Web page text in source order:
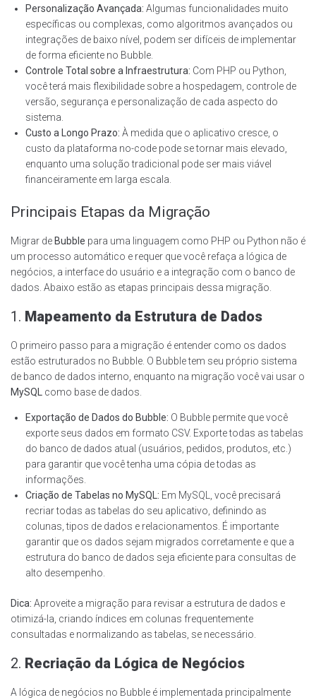
Personalização Avançada: Algumas funcionalidades muito
específicas ou complexas, como algoritmos avançados ou
integrações de baixo nível, podem ser difíceis de implementar
de forma eficiente no Bubble.
Controle Total sobre a Infraestrutura: Com PHP ou Python,
você terá mais flexibilidade sobre a hospedagem, controle de
versão, segurança e personalização de cada aspecto do
sistema.
Custo a Longo Prazo: À medida que o aplicativo cresce, o
custo da plataforma no-code pode se tornar mais elevado,
enquanto uma solução tradicional pode ser mais viável
financeiramente em larga escala.
Principais Etapas da Migração
Migrar de Bubble para uma linguagem como PHP ou Python não é
um processo automático e requer que você refaça a lógica de
negócios, a interface do usuário e a integração com o banco de
dados. Abaixo estão as etapas principais dessa migração.
1. Mapeamento da Estrutura de Dados
O primeiro passo para a migração é entender como os dados
estão estruturados no Bubble. O Bubble tem seu próprio sistema
de banco de dados interno, enquanto na migração você vai usar o
MySQL como base de dados.
Exportação de Dados do Bubble: O Bubble permite que você
exporte seus dados em formato CSV. Exporte todas as tabelas
do banco de dados atual (usuários, pedidos, produtos, etc.)
para garantir que você tenha uma cópia de todas as
informações.
Criação de Tabelas no MySQL: Em MySQL, você precisará
recriar todas as tabelas do seu aplicativo, definindo as
colunas, tipos de dados e relacionamentos. É importante
garantir que os dados sejam migrados corretamente e que a
estrutura do banco de dados seja eficiente para consultas de
alto desempenho.
Dica: Aproveite a migração para revisar a estrutura de dados e
otimizá-la, criando índices em colunas frequentemente
consultadas e normalizando as tabelas, se necessário.
2. Recriação da Lógica de Negócios
A lógica de negócios no Bubble é implementada principalmente